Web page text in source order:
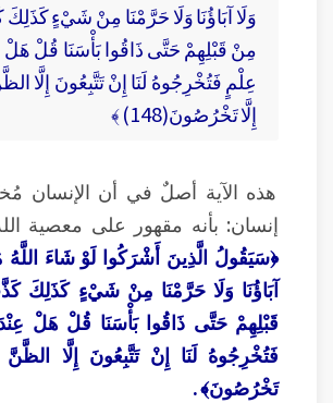
وَلَا آبَاؤُنَا وَلَا حَرَّمْنَا مِنْ شَيْءٍ
مِنْ قَبْلِهِمْ حَتَّى ذَاقُوا بَأْسَنَا قُلْ
عِلْمٍ فَتُخْرِجُوهُ لَنَا إِنْ تَتَّبِعُونَ إِلَّا
إِلَّا تَخْرُصُونَ(148) ﴾
هذه الآية أصلٌ في أن الإنسان
إنسان: بأنه مقهور على معصية
﴿سَيَقُولُ الَّذِينَ أَشْرَكُوا لَوْ شَاءَ اللَّهُ
آبَاؤُنَا وَلَا حَرَّمْنَا مِنْ شَيْءٍ كَذَلِكَ
قَبْلِهِمْ حَتَّى ذَاقُوا بَأْسَنَا قُلْ هَلْ
فَتُخْرِجُوهُ لَنَا إِنْ تَتَّبِعُونَ إِلَّا الظَّنَّ
تَخْرُصُونَ﴾ .